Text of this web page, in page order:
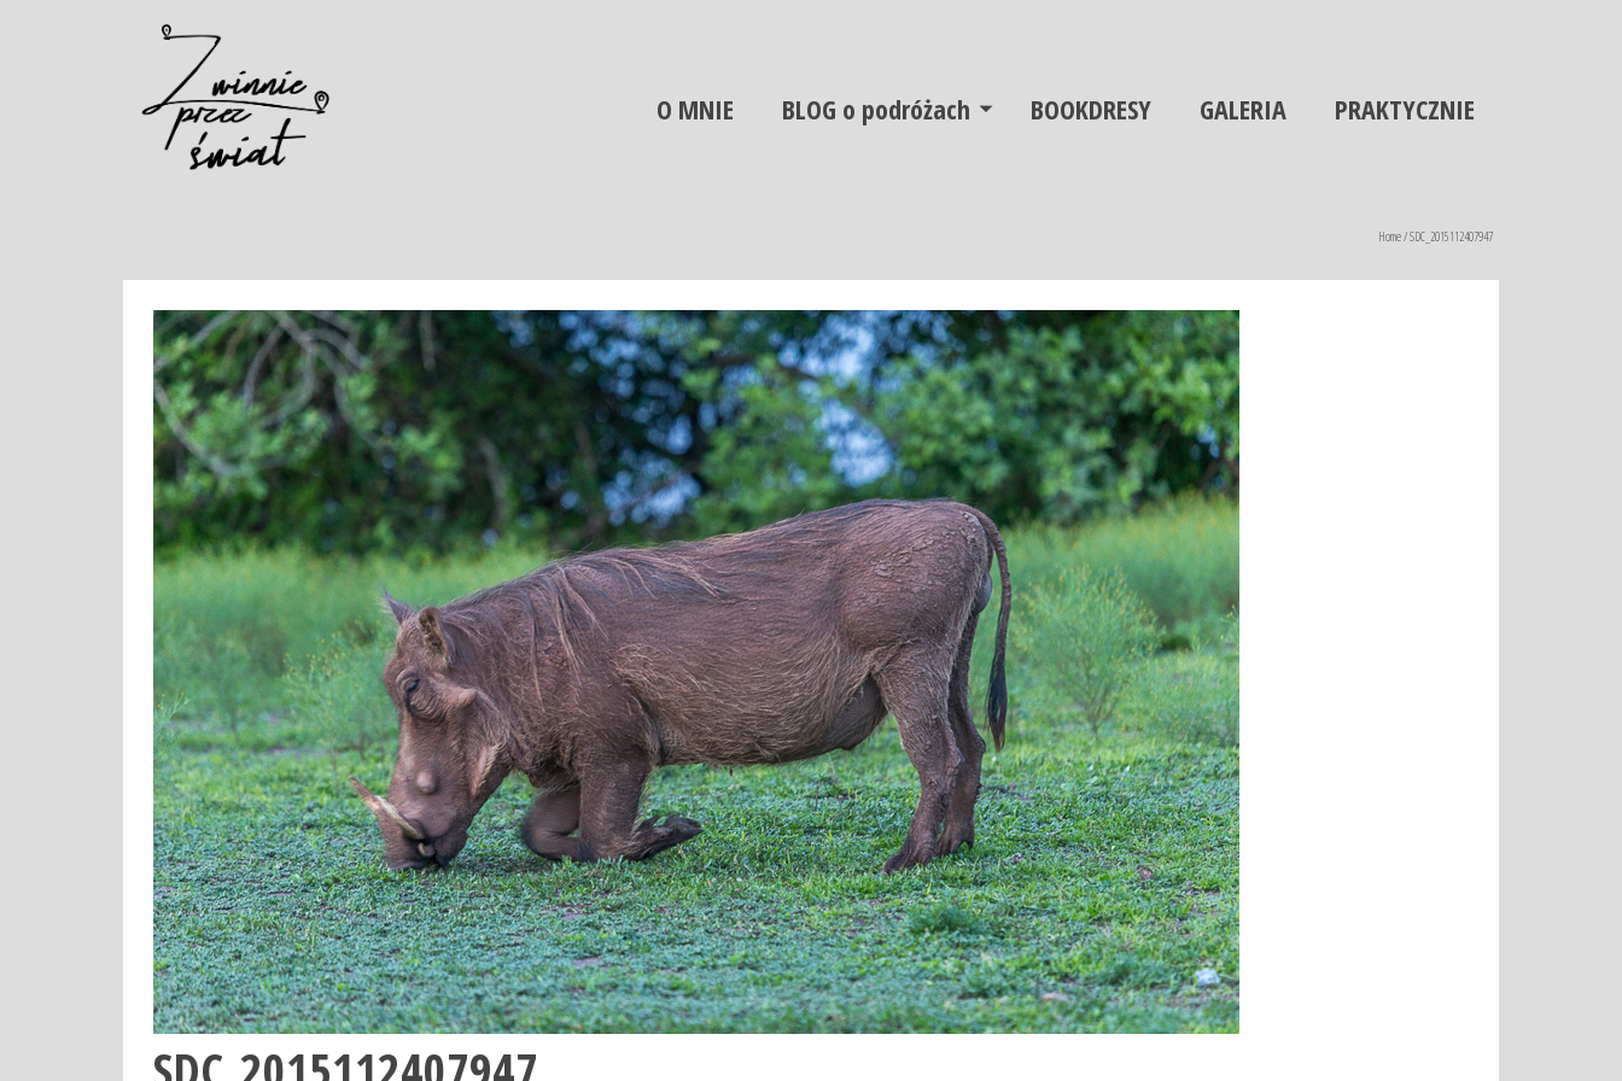
O MNIE BLOG o podróżach BOOKDRESY GALERIA PRAKTYCZNIE
Home/SDC_2015112407947